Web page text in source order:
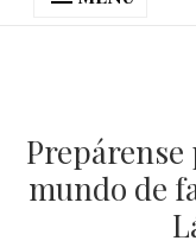
mundo de